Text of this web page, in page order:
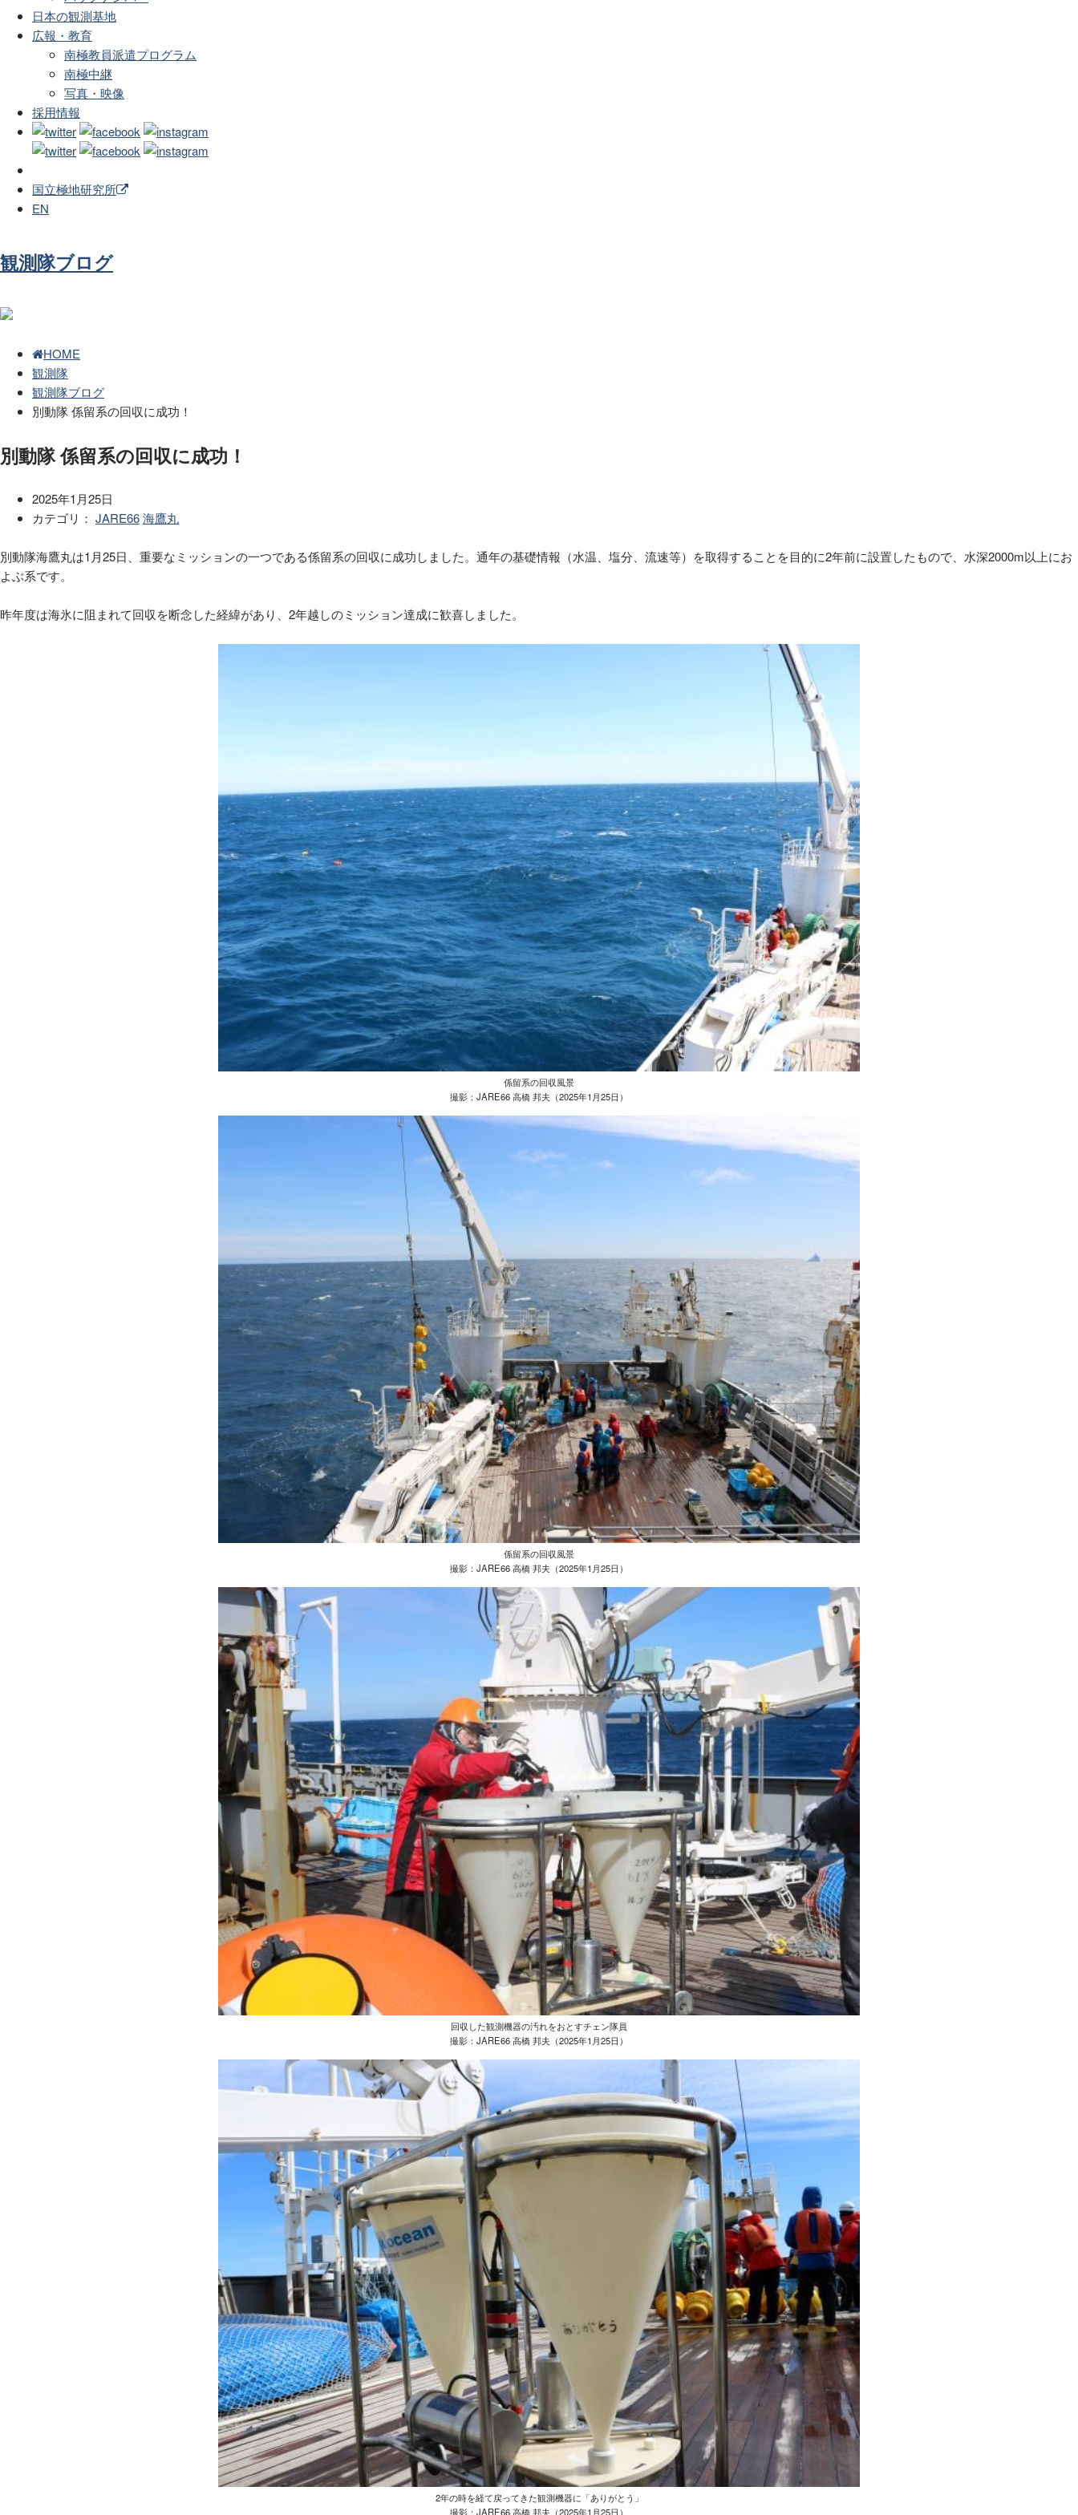
日本の観測基地
広報・教育
南極教員派遣プログラム
南極中継
写真・映像
採用情報
国立極地研究所
EN
観測隊ブログ
HOME
観測隊
観測隊ブログ
別動隊 係留系の回収に成功！
別動隊 係留系の回収に成功！
2025年1月25日
カテゴリ： JARE66海鷹丸
別動隊海鷹丸は1月25日、重要なミッションの一つである係留系の回収に成功しました。通年の基礎情報（水温、塩分、流速等）を取得することを目的に2年前に設置したもので、水深2000m以上にお
よぶ系です。
昨年度は海氷に阻まれて回収を断念した経緯があり、2年越しのミッション達成に歓喜しました。
係留系の回収風景
撮影：JARE66 高橋 邦夫（2025年1月25日）
係留系の回収風景
撮影：JARE66 高橋 邦夫（2025年1月25日）
回収した観測機器の汚れをおとすチェン隊員
撮影：JARE66 高橋 邦夫（2025年1月25日）
2年の時を経て戻ってきた観測機器に「ありがとう」
撮影：JARE66 高橋 邦夫（2025年1月25日）